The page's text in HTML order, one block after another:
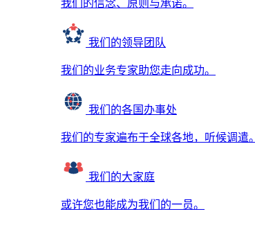
我们的信念、原则与承诺。
我们的领导团队
我们的业务专家助您走向成功。
我们的各国办事处
我们的专家遍布于全球各地，听候调遣。
我们的大家庭
或许您也能成为我们的一员。